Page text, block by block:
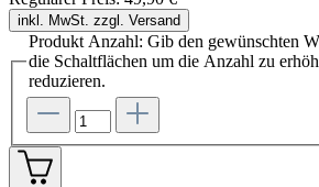
inkl. MwSt. zzgl. Versand
Produkt Anzahl: Gib den gewünschten
die Schaltflächen um die Anzahl zu
reduzieren.